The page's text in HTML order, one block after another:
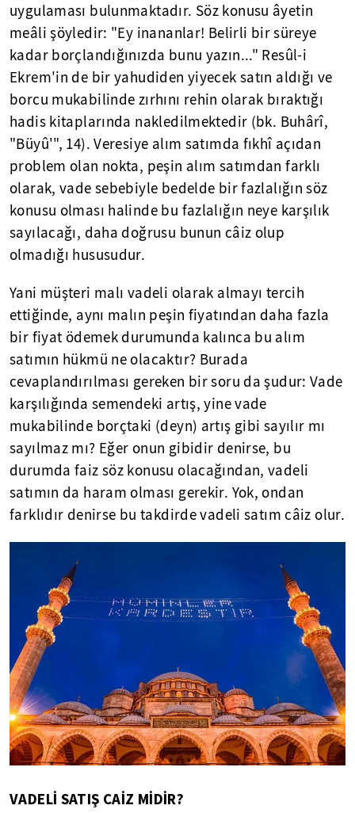
uygulaması bulunmaktadır. Söz konusu âyetin
meâli şöyledir: "Ey inananlar! Belirli bir süreye
kadar borçlandığınızda bunu yazın..." Resûl-i
Ekrem'in de bir yahudiden yiyecek satın aldığı ve
borcu mukabilinde zırhını rehin olarak bıraktığı
hadis kitaplarında nakledilmektedir (bk. Buhârî,
"Büyû'", 14). Veresiye alım satımda fıkhî açıdan
problem olan nokta, peşin alım satımdan farklı
olarak, vade sebebiyle bedelde bir fazlalığın söz
konusu olması halinde bu fazlalığın neye karşılık
sayılacağı, daha doğrusu bunun câiz olup
olmadığı hususudur.
Yani müşteri malı vadeli olarak almayı tercih
ettiğinde, aynı malın peşin fiyatından daha fazla
bir fiyat ödemek durumunda kalınca bu alım
satımın hükmü ne olacaktır? Burada
cevaplandırılması gereken bir soru da şudur: Vade
karşılığında semendeki artış, yine vade
mukabilinde borçtaki (deyn) artış gibi sayılır mı
sayılmaz mı? Eğer onun gibidir denirse, bu
durumda faiz söz konusu olacağından, vadeli
satımın da haram olması gerekir. Yok, ondan
farklıdır denirse bu takdirde vadeli satım câiz olur.
VADELİ SATIŞ CAİZ MİDİR?